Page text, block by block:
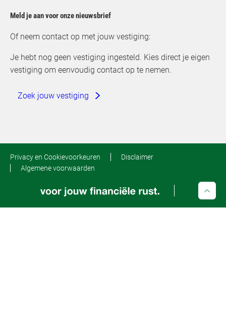
Meld je aan voor onze nieuwsbrief
Of neem contact op met jouw vestiging:
Je hebt nog geen vestiging ingesteld. Kies direct je eigen
vestiging om eenvoudig contact op te nemen.
Zoek jouw vestiging
Privacy en Cookievoorkeuren
Disclaimer
Algemene voorwaarden